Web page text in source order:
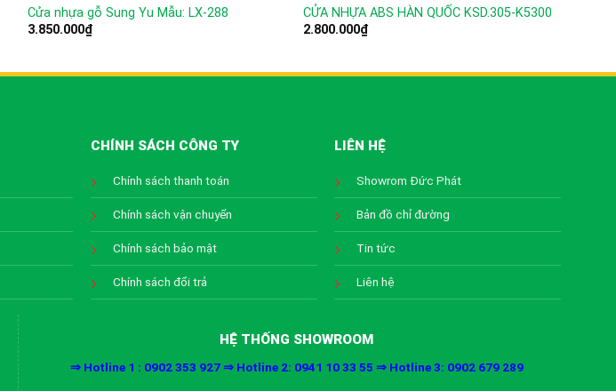
Cửa nhựa gỗ Sung Yu Mẫu: LX-288
3.850.000₫
CỬA NHỰA ABS HÀN QUỐC KSD.305-K5300
2.800.000₫
CHÍNH SÁCH CÔNG TY
Chính sách thanh toán
Chính sách vận chuyển
Chính sách bảo mật
Chính sách đổi trả
LIÊN HỆ
Showrom Đức Phát
Bản đồ chỉ đường
Tin tức
Liên hệ
HỆ THỐNG SHOWROOM
⇒ Hotline 1 : 0902 353 927 ⇒ Hotline 2: 0941 10 33 55 ⇒ Hotline 3: 0902 679 289